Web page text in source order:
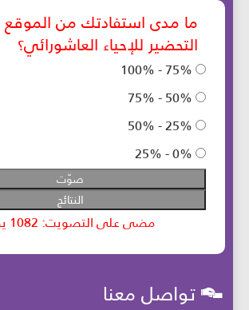
تواصل معنا